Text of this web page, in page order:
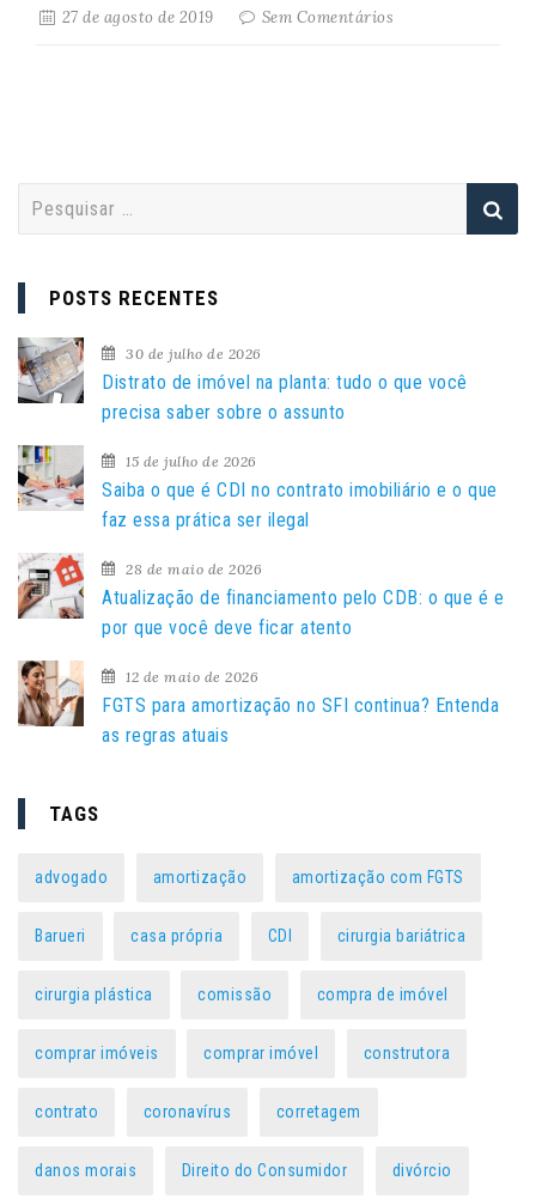
27 de agosto de 2019 Sem Comentários
q
u
i
s
a
p
o
:
POSTS RECENTES
30 de julho de 2026
Distrato de imóvel na planta: tudo o que você
precisa saber sobre o assunto
15 de julho de 2026
Saiba o que é CDI no contrato imobiliário e o que
faz essa prática ser ilegal
28 de maio de 2026
Atualização de financiamento pelo CDB: o que é e
por que você deve ficar atento
12 de maio de 2026
FGTS para amortização no SFI continua? Entenda
as regras atuais
TAGS
advogado amortização amortização com FGTS
Barueri casa própria CDI cirurgia bariátrica
cirurgia plástica comissão compra de imóvel
comprar imóveis comprar imóvel construtora
contrato coronavírus corretagem
danos morais Direito do Consumidor divórcio